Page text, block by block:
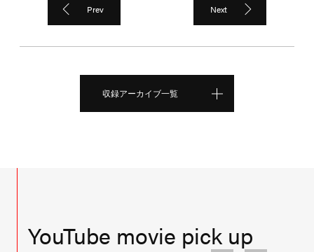
Prev Next
収録アーカイブ一覧
YouTube movie pick up